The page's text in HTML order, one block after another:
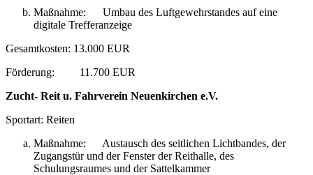
Maßnahme: Umbau des Luftgewehrstandes auf eine
digitale Trefferanzeige
Gesamtkosten: 13.000 EUR
Förderung: 11.700 EUR
Zucht- Reit u. Fahrverein Neuenkirchen e.V.
Sportart: Reiten
Maßnahme: Austausch des seitlichen Lichtbandes, der
Zugangstür und der Fenster der Reithalle, des
Schulungsraumes und der Sattelkammer